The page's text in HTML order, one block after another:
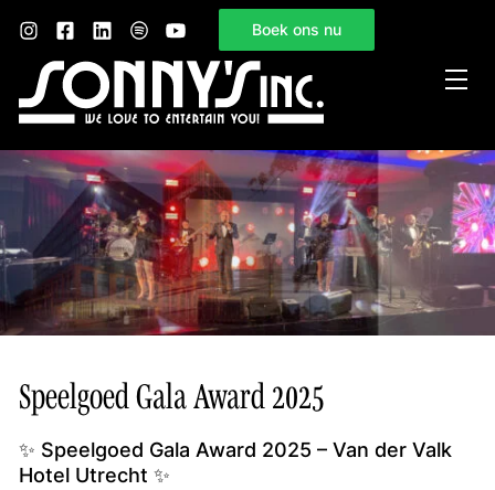
Boek ons nu
Home
Sonny’s Inc.
Mogelijkheden
Gelegenheden
Nieuws
Contact
Speelgoed Gala Award 2025
✨ Speelgoed Gala Award 2025 – Van der Valk
Hotel Utrecht ✨